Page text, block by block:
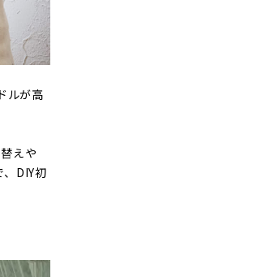
ルが高
えや
DIY初